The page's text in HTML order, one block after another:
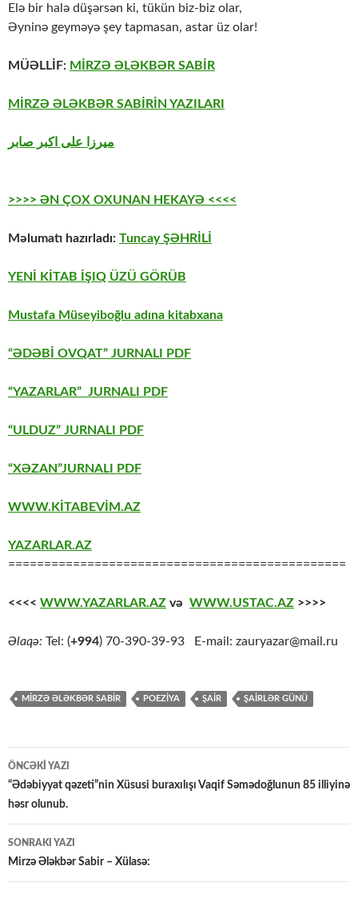
Elə bir halə düşərsən ki, tükün biz-biz olar,
Əyninə geyməyə şey tapmasan, astar üz olar!
MÜƏLLİF: MİRZƏ ƏLƏKBƏR SABİR
MİRZƏ ƏLƏKBƏR SABİRİN YAZILARI
میرزا علی اکبر صابر
>>>> ƏN ÇOX OXUNAN HEKAYƏ <<<<
Məlumatı hazırladı: Tuncay ŞƏHRİLİ
YENİ KİTAB İŞIQ ÜZÜ GÖRÜB
Mustafa Müseyiboğlu adına kitabxana
“ƏDƏBİ OVQAT” JURNALI PDF
“YAZARLAR” JURNALI PDF
“ULDUZ” JURNALI PDF
“XƏZAN”JURNALI PDF
WWW.KİTABEVİM.AZ
YAZARLAR.AZ
===============================================
<<<< WWW.YAZARLAR.AZ və WWW.USTAC.AZ >>>>
Əlaqə: Tel: (+994) 70-390-39-93 E-mail: zauryazar@mail.ru
MİRZƏ ƏLƏKBƏR SABİR POEZİYA ŞAİR ŞAİRLƏR GÜNÜ
Yazılar
üzrə
ÖNCƏKI YAZI
“Ədəbiyyat qəzeti”nin Xüsusi buraxılışı Vaqif Səmədoğlunun 85 illiyinə
həsr olunub.
SONRAKI YAZI
Mirzə Ələkbər Sabir – Xülasə: